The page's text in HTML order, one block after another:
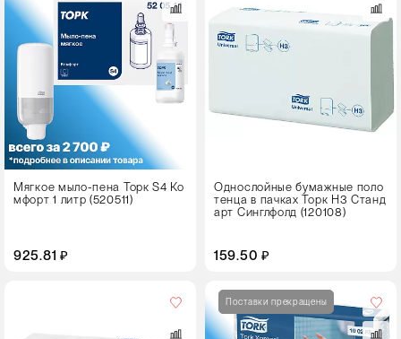
Мягкое мыло-пена Торк S4 Ко
мфорт 1 литр (520511)
925.81 ₽
Однослойные бумажные поло
тенца в пачках Торк H3 Станд
арт Синглфолд (120108)
159.50 ₽
Поставки прекращены